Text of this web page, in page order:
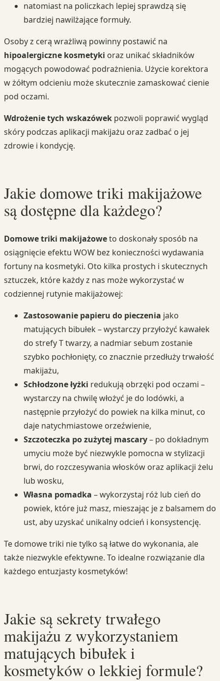
natomiast na policzkach lepiej sprawdzą się
bardziej nawilżające formuły.
Osoby z cerą wrażliwą powinny postawić na
hipoalergiczne kosmetyki oraz unikać składników
mogących powodować podrażnienia. Użycie korektora
w żółtym odcieniu może skutecznie zamaskować cienie
pod oczami.
Wdrożenie tych wskazówek pozwoli poprawić wygląd
skóry podczas aplikacji makijażu oraz zadbać o jej
zdrowie i kondycję.
Jakie domowe triki makijażowe
są dostępne dla każdego?
Domowe triki makijażoweto doskonały sposób na
osiągnięcie efektu WOW bez konieczności wydawania
fortuny na kosmetyki. Oto kilka prostych i skutecznych
sztuczek, które każdy z nas może wykorzystać w
codziennej rutynie makijażowej:
Zastosowanie papieru do pieczenia jako
matujących bibułek – wystarczy przyłożyć kawałek
do strefy T twarzy, a nadmiar sebum zostanie
szybko pochłonięty, co znacznie przedłuży trwałość
makijażu,
Schłodzone łyżki redukują obrzęki pod oczami –
wystarczy na chwilę włożyć je do lodówki, a
następnie przyłożyć do powiek na kilka minut, co
daje natychmiastowe orzeźwienie,
Szczoteczka po zużytej mascary– po dokładnym
umyciu może być niezwykle pomocna w stylizacji
brwi, do rozczesywania włosków oraz aplikacji żelu
lub wosku,
Własna pomadka – wykorzystaj róż lub cień do
powiek, które już masz, mieszając je z balsamem do
ust, aby uzyskać unikalny odcień i konsystencję.
Te domowe triki nie tylko są łatwe do wykonania, ale
także niezwykle efektywne. To idealne rozwiązanie dla
każdego entuzjasty kosmetyków!
Jakie są sekrety trwałego
makijażu z wykorzystaniem
matujących bibułek i
kosmetyków o lekkiej formule?